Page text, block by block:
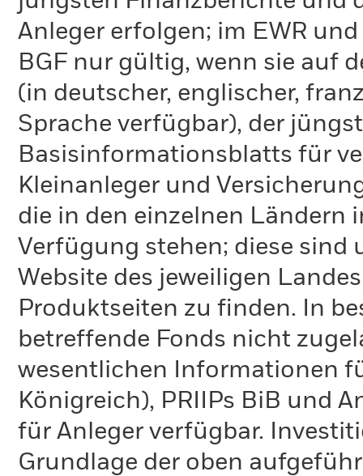
Anleger erfolgen; im EWR
BGF nur gültig, wenn sie auf
(in deutscher, englischer,
Sprache verfügbar), der
Basisinformationsblatts für
Kleinanleger und
die in den einzelnen Ländern
Verfügung stehen; diese sind
Website des jeweiligen
Produktseiten zu finden. In
betreffende Fonds nicht
wesentlichen Informationen
Königreich), PRIIPs BiB und
für Anleger verfügbar.
Grundlage der oben